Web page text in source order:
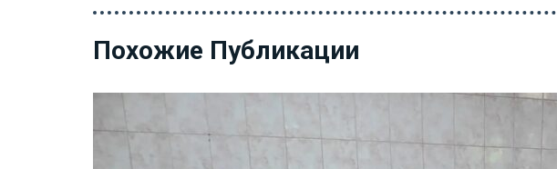
Похожие Публикации